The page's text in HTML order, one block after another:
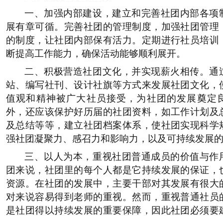
一、加强内部建设，建立和完善社团内部各项
展有章可循。完善社团的管理制度，加强社团管理
的制度，让社团内部保有活力。定期进行社员培训
断提高工作能力，确保活动能够顺利展开。
二、积极营造社团文化，并实现薪火相传。通
站、编写社刊、设计社旗等方式来发展社团文化，
值观和精神被广大社员接受，为社团的发展奠定
外，还应该保护好历届的社团资料，如工作计划及
及总结等等，建立社团档案体系，使社团实现科学
强社团凝聚力、感召力和影响力，以及可持续发展
三、以人为本，重视社团普通成员的价值与作
团来说，社团里的每个人都是它持续发展的保证，
资源。在社团的发展中，主要干部对其发展有很大
对来说容易得到老师的重视。然而，重视普通社员
是社团得以持续发展的重要保障，因此社团必须要